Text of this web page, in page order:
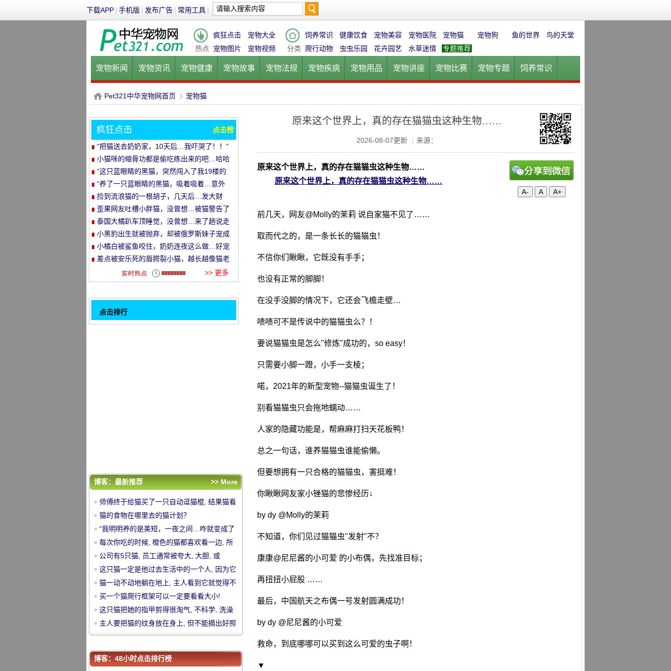
下载APP | 手机版 | 发布广告 | 常用工具 |
索
热点
疯狂点击
宠物大全
宠物图片
宠物视频 分类
饲养常识 健康饮食 宠物美容 宠物医院 宠物猫 宠物狗 鱼的世界
鸟的天堂
爬行动物
虫虫乐园 花卉园艺 水草迷情 专题推荐
宠物新闻 宠物资讯 宠物健康 宠物故事 宠物法规 宠物疾病 宠物用品 宠物讲座 宠物比赛 宠物专题 饲养常识
健康饮食 宠物美容 宠物医院
P
et
中
华
Pet321中华宠物网首页
›
宠物猫
原来这个世界上，真的存在猫猫虫这种生物……
2026-08-07更新 | 来源：
A- A A+
原来这个世界上，真的存在猫猫虫这种生物……
原来这个世界上，真的存在猫猫虫这种生物……
前几天，网友@Molly的茉莉 说自家猫不见了……
取而代之的，是一条长长的猫猫虫！
不信你们瞅瞅，它既没有手手；
也没有正常的脚脚！
在没手没脚的情况下，它还会飞檐走壁…
啧啧可不是传说中的猫猫虫么？！
要说猫猫虫是怎么"修炼"成功的，so easy！
只需要小脚一蹬，小手一支棱；
喏，2021年的新型宠物--猫猫虫诞生了！
别看猫猫虫只会拖地蠕动……
人家的隐藏功能是，帮麻麻打扫天花板鸭！
总之一句话，谁养猫猫虫谁能偷懒。
但要想拥有一只合格的猫猫虫，害挺难！
你瞅瞅网友家小锉猫的悲惨经历↓
by dy @Molly的茉莉
不知道，你们见过猫猫虫"发射"不？
康康@尼尼酱的小可爱 的小布偶，先找准目标；
再扭扭小屁股 ……
最后，中国航天之布偶一号发射圆满成功！
by dy @尼尼酱的小可爱
救命，到底哪哪可以买到这么可爱的虫子啊！
▼
疯狂点击 点击榜
“把猫送去奶奶家，10天后…我吓哭了！！”
小猫咪的缩骨功都是偷吃练出来的吧…哈哈
哈
“这只蓝眼睛的黑猫，突然闯入了我19楼的
家里…”
“养了一只蓝眼睛的黑猫，吸着吸着…意外
发生了！”
捡到流浪猫的一根胡子，几天后…发大财
了！
歪果网友吐槽小胖猫，没曾想…被猫警告了
哈哈哈
泰国大橘趴车顶睡觉，没曾想…来了趟说走
就走的旅行哈哈哈！
小黑豹出生就被抛弃，却被俄罗斯妹子宠成
了铁憨憨！
小橘白被鲨鱼咬住，奶奶连夜这么做…好宠
溺！
差点被安乐死的唇腭裂小猫，越长越像猫老
>> 更多
点击排行
片, 看这些照片, 笑喷.....。
评论排行
银渐层？！”
每次你吃的时候, 橙色的猫都喜欢看一边, 所
以给它一个空盘子后..。
公司有5只猫, 员工通常被夸大, 大胆, 或
这只猫一定是他过去生活中的一个人, 因为它
喜欢看到主人洗澡, 甚至.....。
猫一动不动地躺在地上, 主人看到它就觉得不
对, 立刻抬头一看, 微笑着
买一个猫爬行框架可以一定要看看大小!
或。。。
这只猫把她的指甲剪得很淘气, 不科学, 洗澡
的话, 更多..。
主人要把猫的纹身放在身上, 但不能摘出好照
博客：最新推荐 >> More
师傅终于给猫买了一只自动逗猫棍, 结果猫看
了以后.....。
猫的食物在哪里去的猫计划？
“我明明养的是美短，一夜之间…咋就变成了
银渐层？！”
每次你吃的时候, 橙色的猫都喜欢看一边, 所
以给它一个空盘子后..。
公司有5只猫, 员工通常被夸大, 大胆, 或
这只猫一定是他过去生活中的一个人, 因为它
喜欢看到主人洗澡, 甚至.....。
猫一动不动地躺在地上, 主人看到它就觉得不
对, 立刻抬头一看, 微笑着
买一个猫爬行框架可以一定要看看大小!
或。。。
这只猫把她的指甲剪得很淘气, 不科学, 洗澡
的话, 更多..。
主人要把猫的纹身放在身上, 但不能摘出好照
片, 看这些照片, 笑喷.....。
博客：48小时点击排行榜